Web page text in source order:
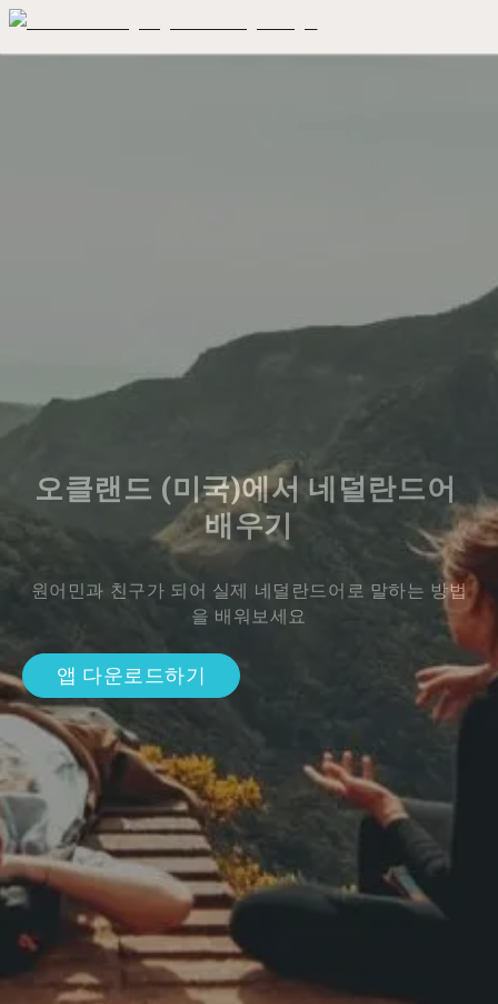
오클랜드 (미국)에서 네덜란드어
배우기
원어민과 친구가 되어 실제 네덜란드어로 말하는 방법
을 배워보세요
앱 다운로드하기